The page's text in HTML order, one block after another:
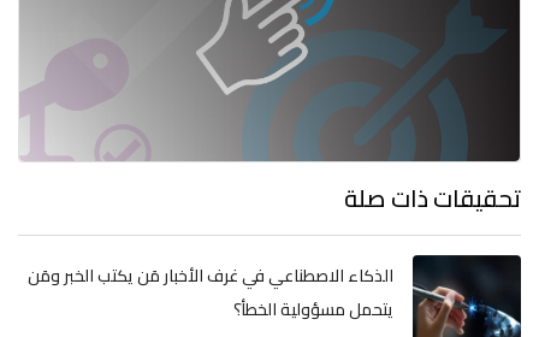
تحقيقات ذات صلة
الذكاء الاصطناعي في غرف الأخبار مَن يكتب الخبر ومَن
يتحمل مسؤولية الخطأ؟